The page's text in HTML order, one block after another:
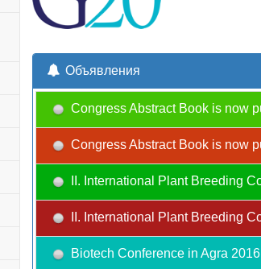
Объявления
Congress Abstract Book is now
Congress Abstract Book is now
II. International Plant Breeding
II. International Plant Breeding
Biotech Conference in Agra 2016